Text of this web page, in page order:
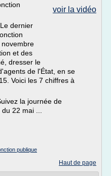
voir la vidéo
dernier
et des
dresser le
de l'État, en se
Voici les 7 chiffres à
la journée de
22 mai ...
publique
Haut de page